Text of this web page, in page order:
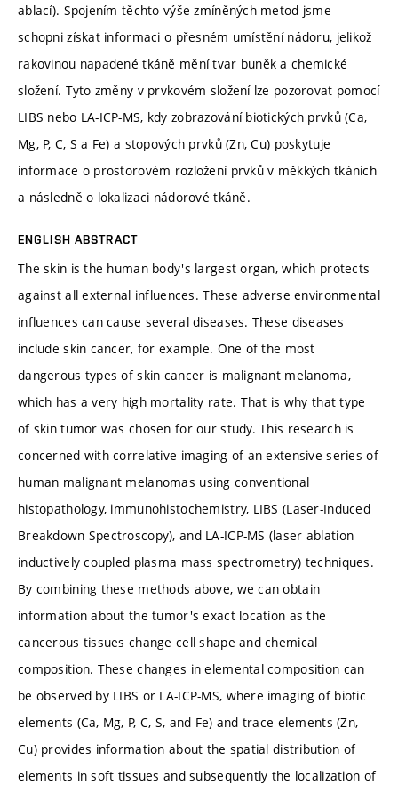
ablací). Spojením těchto výše zmíněných metod jsme
schopni získat informaci o přesném umístění nádoru, jelikož
rakovinou napadené tkáně mění tvar buněk a chemické
složení. Tyto změny v prvkovém složení lze pozorovat pomocí
LIBS nebo LA-ICP-MS, kdy zobrazování biotických prvků (Ca,
Mg, P, C, S a Fe) a stopových prvků (Zn, Cu) poskytuje
informace o prostorovém rozložení prvků v měkkých tkáních
a následně o lokalizaci nádorové tkáně.
ENGLISH ABSTRACT
The skin is the human body's largest organ, which protects
against all external influences. These adverse environmental
influences can cause several diseases. These diseases
include skin cancer, for example. One of the most
dangerous types of skin cancer is malignant melanoma,
which has a very high mortality rate. That is why that type
of skin tumor was chosen for our study. This research is
concerned with correlative imaging of an extensive series of
human malignant melanomas using conventional
histopathology, immunohistochemistry, LIBS (Laser-Induced
Breakdown Spectroscopy), and LA-ICP-MS (laser ablation
inductively coupled plasma mass spectrometry) techniques.
By combining these methods above, we can obtain
information about the tumor's exact location as the
cancerous tissues change cell shape and chemical
composition. These changes in elemental composition can
be observed by LIBS or LA-ICP-MS, where imaging of biotic
elements (Ca, Mg, P, C, S, and Fe) and trace elements (Zn,
Cu) provides information about the spatial distribution of
elements in soft tissues and subsequently the localization of